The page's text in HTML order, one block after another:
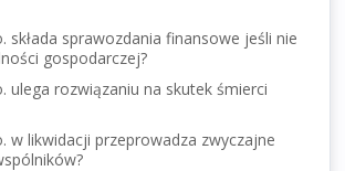
składa sprawozdania finansowe jeśli nie
gospodarczej?
ulega rozwiązaniu na skutek śmierci
w likwidacji przeprowadza zwyczajne